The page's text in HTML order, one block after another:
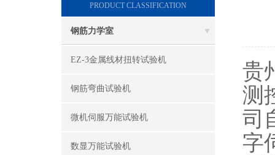
PRODUCT CLASSIFICATION
钢筋力学室
EZ-3金属线材扭转试验机
钢筋弯曲试验机
微机伺服万能试验机
数显万能试验机
贵
测
司
字